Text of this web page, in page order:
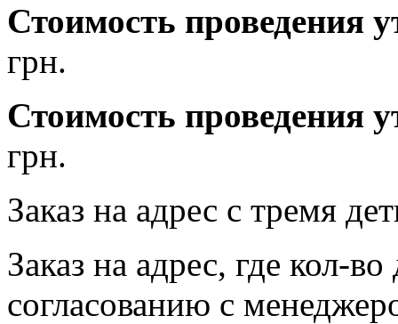
Стоимость проведения
грн.
Стоимость проведения
грн.
Заказ на адрес с тремя
Заказ на адрес, где кол-
согласованию с